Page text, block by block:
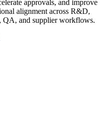
approvals, and improve
alignment across R&D,
QA, and supplier workflows.